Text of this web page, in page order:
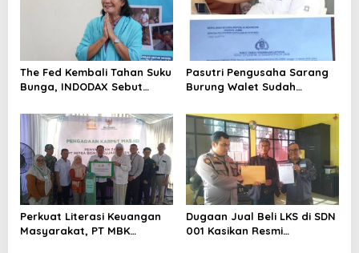
The Fed Kembali Tahan Suku
Bunga, INDODAX Sebut
Sentimen Pasar
Pasutri Pengusaha Sarang
Burung Walet Sudah
Pelapor Desak Polda Jambi
Segera Lakukan Penahanan
Perkuat Literasi Keuangan
Masyarakat, PT MBK
Dugaan Jual Beli LKS di SDN
001 Kasikan Resmi